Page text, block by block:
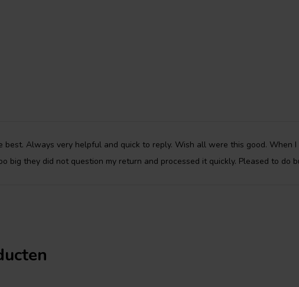
The large magnet system provides high efficiency and
best. Always very helpful and quick to reply. Wish all were this good. When
big they did not question my return and processed it quickly. Pleased to do